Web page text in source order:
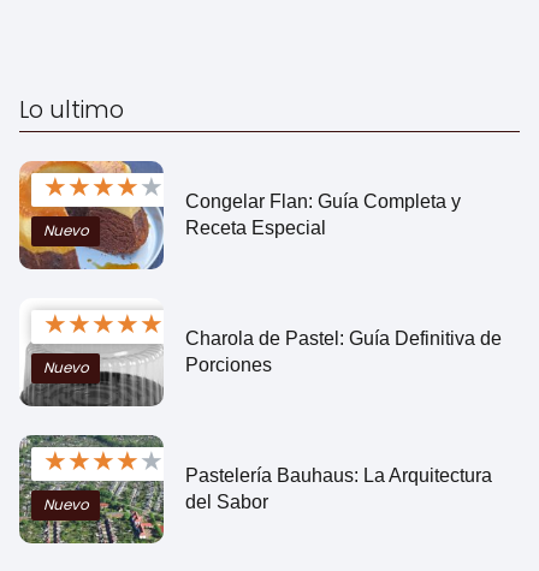
Lo ultimo
★★★★★
Nuevo
Congelar Flan: Guía Completa y
Receta Especial
★★★★★
Nuevo
Charola de Pastel: Guía Definitiva de
Porciones
★★★★★
Nuevo
Pastelería Bauhaus: La Arquitectura
del Sabor